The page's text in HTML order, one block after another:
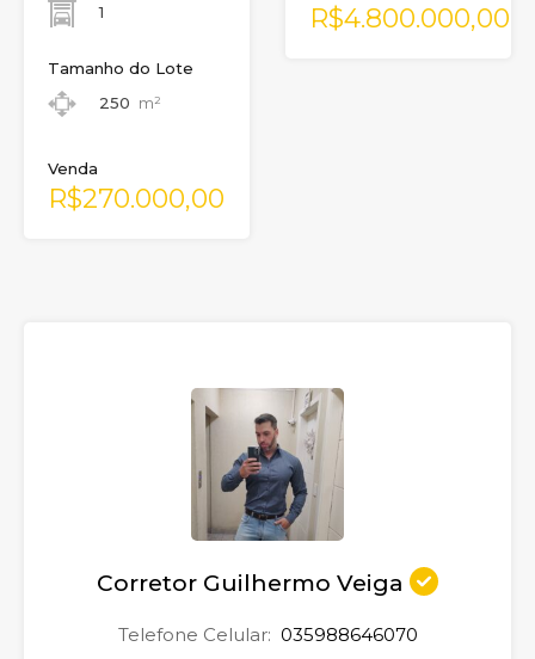
1
Tamanho do Lote
250 m²
Venda
R$270.000,00
R$4.800.000,00
Corretor Guilhermo Veiga
Telefone Celular: 035988646070